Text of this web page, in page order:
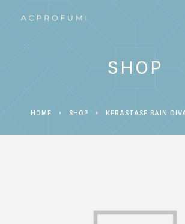
SHOP
HOME SHOP KERASTASE BAIN